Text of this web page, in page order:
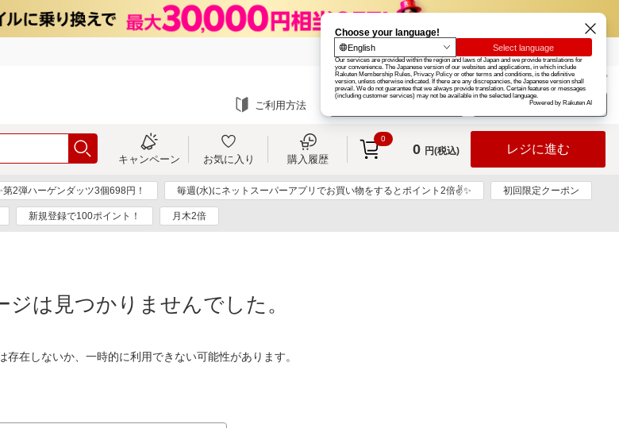
楽天グループ カード
お知らせ ヘルプ
ご利用方法 ログイン
キャンペーン お気に入り 購入履歴
0
0 円(税込) レジに進む
第2弾ハーゲンダッツ3個698円！ 毎週(水)にネットスーパーアプリでお買い物をするとポイント2倍✌✨ 初回限定クーポン
新規登録で100ポイント！ 月木2倍
ジは見つかりませんでした。
存在しないか、一時的に利用できない可能性があります。